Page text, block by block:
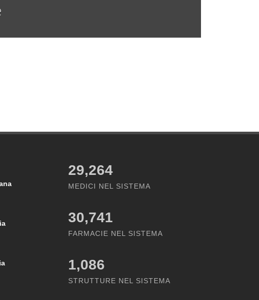
29,264
MEDICI NEL SISTEMA
30,741
FARMACIE NEL SISTEMA
1,086
STRUTTURE NEL SISTEMA